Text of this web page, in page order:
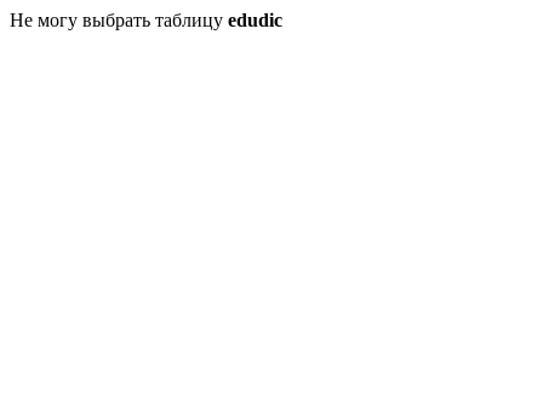
Не могу выбрать таблицу edudic